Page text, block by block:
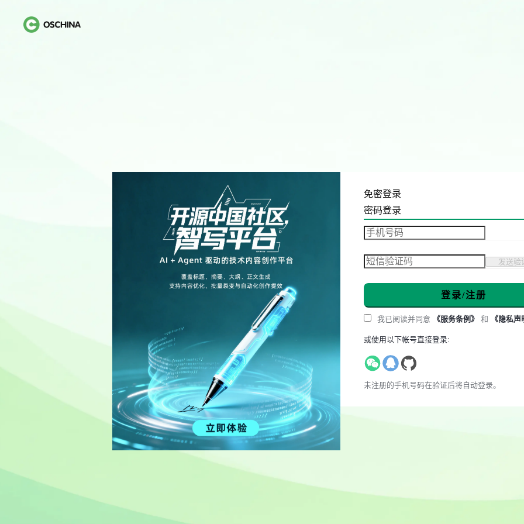
免密登录
密码登录
发送验
登录/注册
我已阅读并同意 《服务条例》 和 《隐私声
或使用以下帐号直接登录:
未注册的手机号码在验证后将自动登录。